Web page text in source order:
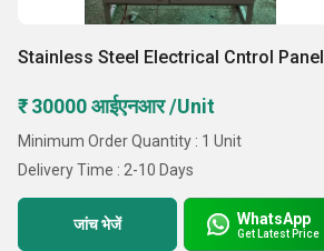
Stainless Steel Electrical Cntrol Panel
₹ 30000 आईएनआर /Unit
Minimum Order Quantity : 1 Unit
Delivery Time : 2-10 Days
जांच भेजें WhatsApp
Get Latest Price